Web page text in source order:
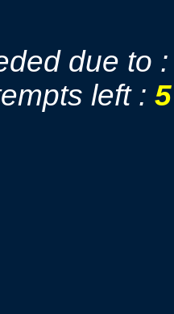
due to
left : 5